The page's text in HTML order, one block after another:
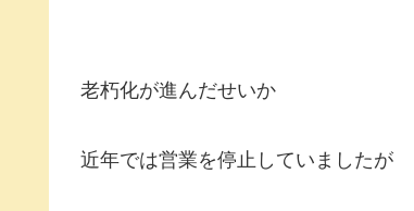
老朽化が進んだせいか
近年では営業を停止していましたが